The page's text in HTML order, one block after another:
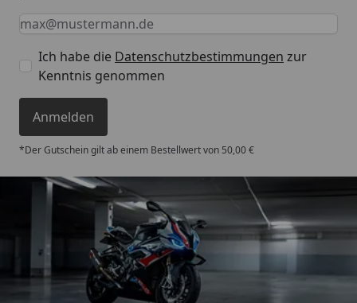
Keine Eingabe erforderlich
Eingabe erforderlich
E-Mail *
Ich habe die Datenschutzbestimmungen zur
Kenntnis genommen
Anmelden
*Der Gutschein gilt ab einem Bestellwert von 50,00 €
Trusted Shops
4,85/ 5